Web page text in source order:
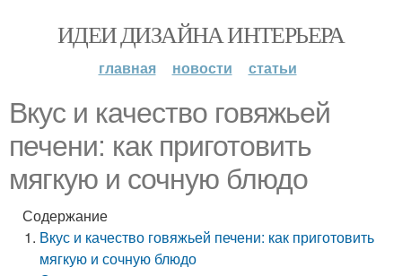
ИДЕИ ДИЗАЙНА ИНТЕРЬЕРА
главная новости статьи
Вкус и качество говяжьей
печени: как приготовить
мягкую и сочную блюдо
Содержание
Вкус и качество говяжьей печени: как приготовить
мягкую и сочную блюдо